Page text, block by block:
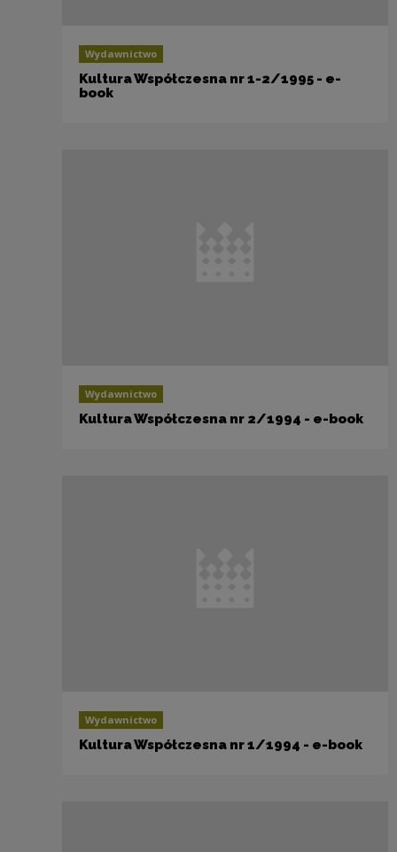
Wydawnictwo
Kultura Współczesna nr 1-2/1995 - e-
book
Wydawnictwo
Kultura Współczesna nr 2/1994 - e-book
Wydawnictwo
Kultura Współczesna nr 1/1994 - e-book